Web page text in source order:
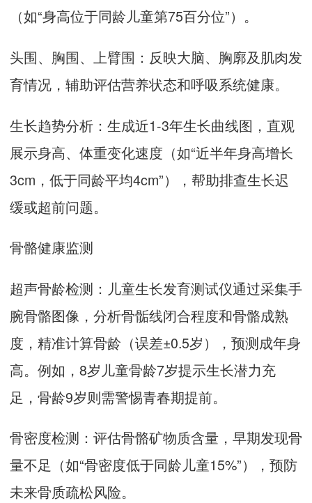
（如“身高位于同龄儿童第75百分位”）。
头围、胸围、上臂围：反映大脑、胸廓及肌肉发
育情况，辅助评估营养状态和呼吸系统健康。
生长趋势分析：生成近1-3年生长曲线图，直观
展示身高、体重变化速度（如“近半年身高增长
3cm，低于同龄平均4cm”），帮助排查生长迟
缓或超前问题。
骨骼健康监测
超声骨龄检测： 儿童生长发育测试仪通过采集手
腕骨骼图像，分析骨骺线闭合程度和骨骼成熟
度，精准计算骨龄（误差±0.5岁），预测成年身
高。例如，8岁儿童骨龄7岁提示生长潜力充
足，骨龄9岁则需警惕青春期提前。
骨密度检测：评估骨骼矿物质含量，早期发现骨
量不足（如“骨密度低于同龄儿童15%”），预防
未来骨质疏松风险。